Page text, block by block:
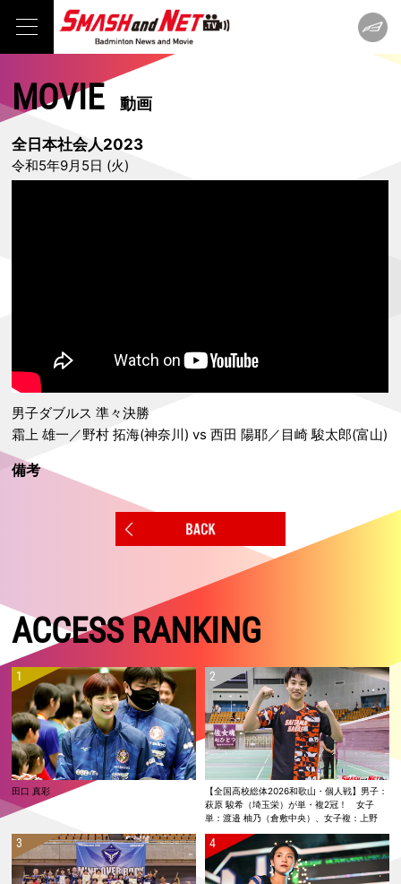
MOVIE動画
全日本社会人2023
令和5年9月5日 (火)
男子ダブルス 準々決勝
霜上 雄一／野村 拓海(神奈川) vs 西田 陽耶／目崎 駿太郎(富山)
備考
ACCESS RANKING
田口 真彩
【全国高校総体2026和歌山・個人戦】男子：
萩原 駿希（埼玉栄）が単・複2冠！ 女子
単：渡邉 柚乃（倉敷中央）、女子複：上野
覇！